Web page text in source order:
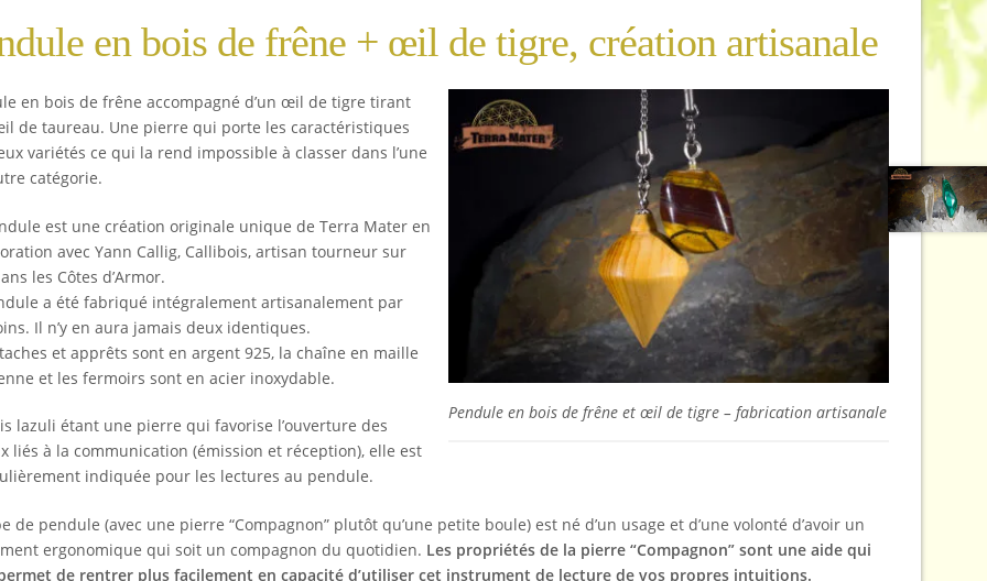
en bois de frêne + œil de tigre, création artisanale
Pendule en bois de frêne et œil de tigre – fabrication artisanale
en bois de frêne accompagné d’un œil de tigre tirant
de taureau. Une pierre qui porte les caractéristiques
variétés ce qui la rend impossible à classer dans l’une
catégorie.
est une création originale unique de Terra Mater en
avec Yann Callig, Callibois, artisan tourneur sur
les Côtes d’Armor.
a été fabriqué intégralement artisanalement par
Il n’y en aura jamais deux identiques.
et apprêts sont en argent 925, la chaîne en maille
et les fermoirs sont en acier inoxydable.
lazuli étant une pierre qui favorise l’ouverture des
liés à la communication (émission et réception), elle est
indiquée pour les lectures au pendule.
de pendule (avec une pierre “Compagnon” plutôt qu’une petite boule) est né d’un usage et d’une volonté d’avoir un
ergonomique qui soit un compagnon du quotidien. Les propriétés de la pierre “Compagnon” sont une aide qui
de rentrer plus facilement en capacité d’utiliser cet instrument de lecture de vos propres intuitions.